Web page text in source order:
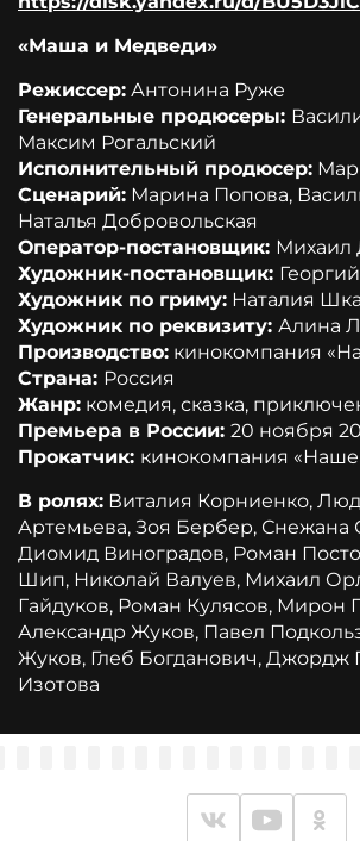
«Маша и Медведи»
Режиссер: Антонина Руже
Генеральные продюсеры:
Максим Рогальский
Исполнительный продюсер:
Сценарий: Марина Попова,
Наталья Добровольская
Оператор-постановщик: Михаил
Художник-постановщик:
Художник по гриму: Наталия
Художник по реквизиту: Алина
Производство: кинокомпания
Страна: Россия
Жанр: комедия, сказка,
Премьера в России: 20 ноября
Прокатчик: кинокомпания «Наше
В ролях: Виталия Корниенко,
Артемьева, Зоя Бербер, Снежана
Диомид Виноградов, Роман
Шип, Николай Валуев, Михаил
Гайдуков, Роман Кулясов, Мирон
Александр Жуков, Павел
Жуков, Глеб Богданович, Джордж
Изотова